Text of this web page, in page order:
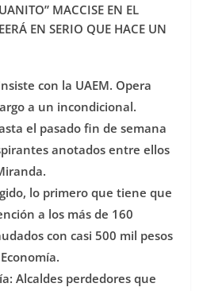
MACCISE EN EL
EN SERIO QUE HACE UN
con la UAEM. Opera
a un incondicional.
el pasado fin de semana
anotados entre ellos
lo primero que tiene que
a los más de 160
con casi 500 mil pesos
Alcaldes perdedores que